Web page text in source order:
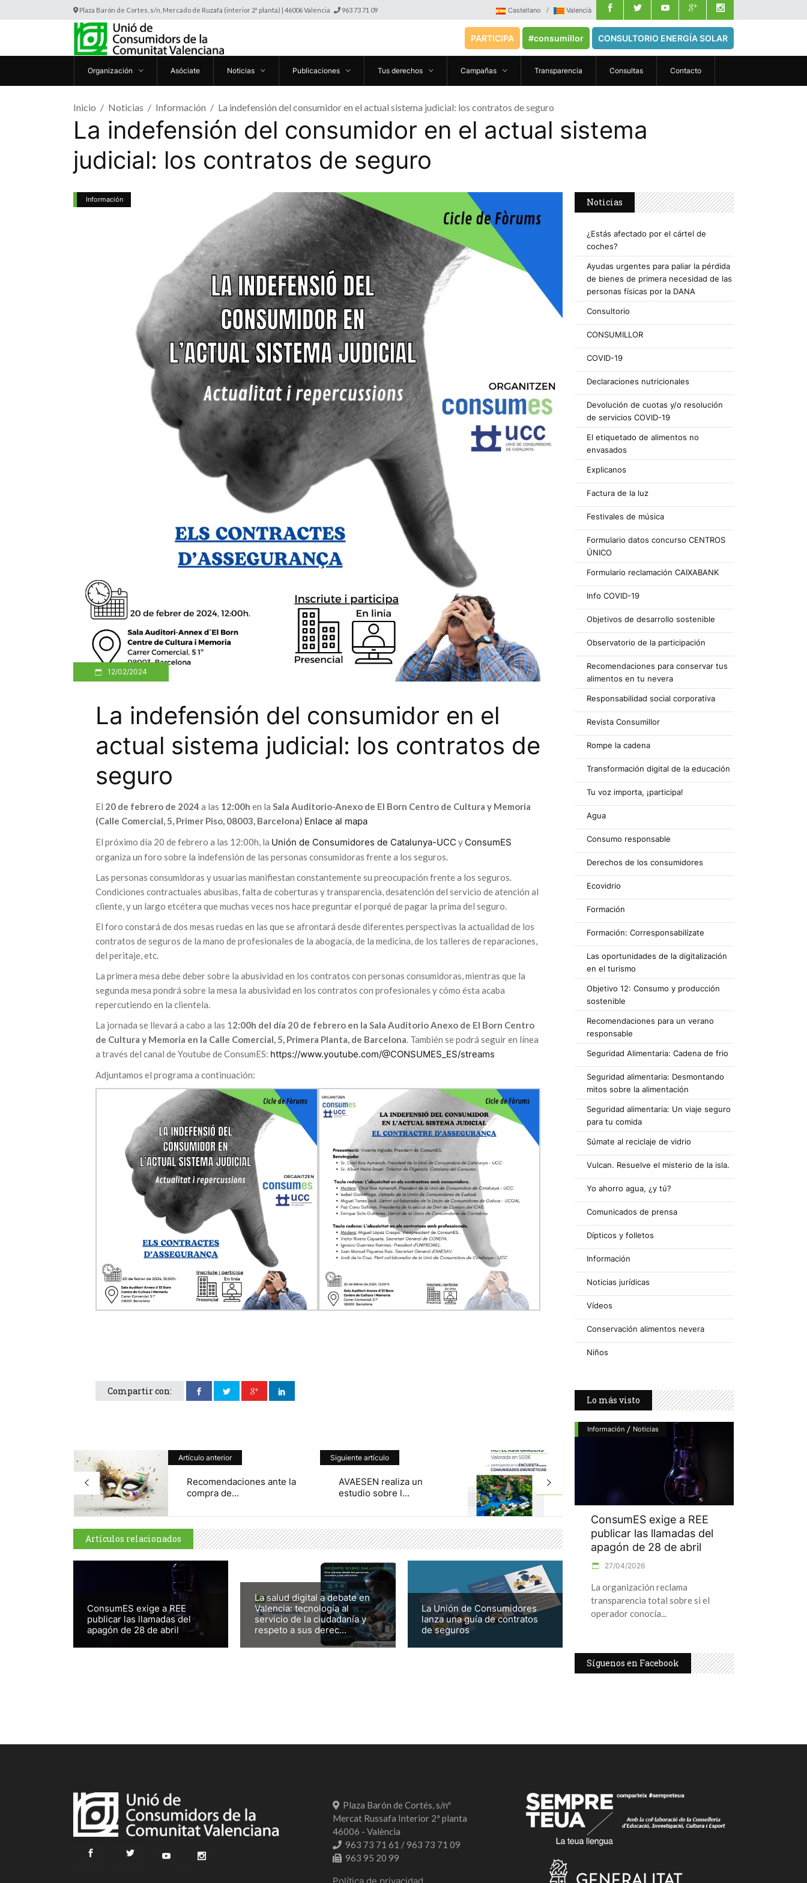
Plaza Barón de Cortes, s/n, Mercado de Ruzafa (interior 2ª planta) | 46006 Valencia 963 73 71 09 Castellano Valencià
PARTICIPA #consumillor CONSULTORIO ENERGÍA SOLAR
Organización Asóciate Noticias Publicaciones Tus derechos Campañas Transparencia Consultas Contacto
Inicio Noticias Información La indefensión del consumidor en el actual sistema judicial: los contratos de seguro
La indefensión del consumidor en el actual sistema
judicial: los contratos de seguro
Información
12/02/2024
La indefensión del consumidor en el
actual sistema judicial: los contratos de
seguro
El 20 de febrero de 2024 a las 12:00h en la Sala Auditorio-Anexo de El Born Centro de Cultura y Memoria
(Calle Comercial, 5, Primer Piso, 08003, Barcelona) Enlace al mapa
El próximo día 20 de febrero a las 12:00h, la Unión de Consumidores de Catalunya-UCC y ConsumES
organiza un foro sobre la indefensión de las personas consumidoras frente a los seguros.
Las personas consumidoras y usuarias manifiestan constantemente su preocupación frente a los seguros.
Condiciones contractuales abusibas, falta de coberturas y transparencia, desatención del servicio de atención al
cliente, y un largo etcétera que muchas veces nos hace preguntar el porqué de pagar la prima del seguro.
El foro constará de dos mesas ruedas en las que se afrontará desde diferentes perspectivas la actualidad de los
contratos de seguros de la mano de profesionales de la abogacía, de la medicina, de los talleres de reparaciones,
del peritaje, etc.
La primera mesa debe deber sobre la abusividad en los contratos con personas consumidoras, mientras que la
segunda mesa pondrá sobre la mesa la abusividad en los contratos con profesionales y cómo ésta acaba
repercutiendo en la clientela.
La jornada se llevará a cabo a las 1 2:00h del día 20 de febrero en la Sala Auditorio Anexo de El Born Centro
de Cultura y Memoria en la Calle Comercial, 5, Primera Planta, de Barcelona. También se podrá seguir en línea
a través del canal de Youtube de ConsumES: https://www.youtube.com/@CONSUMES_ES/streams
Adjuntamos el programa a continuación:
Compartir con:
Artículo anterior
Recomendaciones ante la
compra de...
Siguiente artículo
AVAESEN realiza un
estudio sobre l...
Artículos relacionados
ConsumES exige a REE
publicar las llamadas del
apagón de 28 de abril
La salud digital a debate en
Valencia: tecnología al
servicio de la ciudadanía y
respeto a sus derec...
La Unión de Consumidores
lanza una guía de contratos
de seguros
Noticias
¿Estás afectado por el cártel de
coches?
Ayudas urgentes para paliar la pérdida
de bienes de primera necesidad de las
personas físicas por la DANA
Consultorio
CONSUMILLOR
COVID-19
Declaraciones nutricionales
Devolución de cuotas y/o resolución
de servicios COVID-19
El etiquetado de alimentos no
envasados
Explicanos
Factura de la luz
Festivales de música
Formulario datos concurso CENTROS
ÚNICO
Formulario reclamación CAIXABANK
Info COVID-19
Objetivos de desarrollo sostenible
Observatorio de la participación
Recomendaciones para conservar tus
alimentos en tu nevera
Responsabilidad social corporativa
Revista Consumillor
Rompe la cadena
Transformación digital de la educación
Tu voz importa, ¡participa!
Agua
Consumo responsable
Derechos de los consumidores
Ecovidrio
Formación
Formación: Corresponsabilízate
Las oportunidades de la digitalización
en el turismo
Objetivo 12: Consumo y producción
sostenible
Recomendaciones para un verano
responsable
Seguridad Alimentaria: Cadena de frio
Seguridad alimentaria: Desmontando
mitos sobre la alimentación
Seguridad alimentaria: Un viaje seguro
para tu comida
Súmate al reciclaje de vidrio
Vulcan. Resuelve el misterio de la isla.
Yo ahorro agua, ¿y tú?
Comunicados de prensa
Dípticos y folletos
Información
Noticias jurídicas
Vídeos
Conservación alimentos nevera
Niños
Lo más visto
Información / Noticias
ConsumES exige a REE
publicar las llamadas del
apagón de 28 de abril
27/04/2026
La organización reclama
transparencia total sobre si el
operador conocía
Síguenos en Facebook
Plaza Barón de Cortés, s/nº
Mercat Russafa Interior 2ª planta
46006 - València
963 73 71 61 / 963 73 71 09
963 95 20 99
Política de privacidad